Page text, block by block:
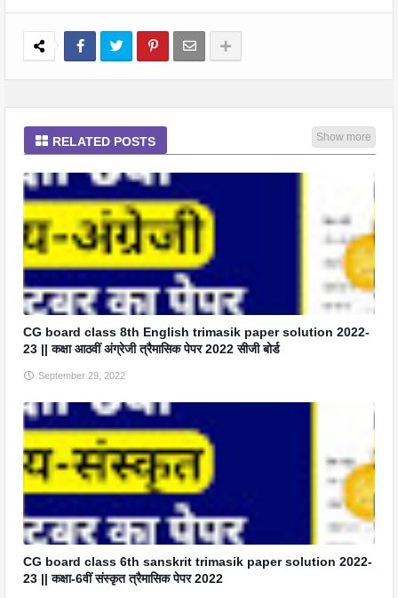
RELATED POSTS Show more
CG board class 8th English trimasik paper solution 2022-
23 || कक्षा आठवीं अंग्रेजी त्रैमासिक पेपर 2022 सीजी बोर्ड
September 29, 2022
CG board class 6th sanskrit trimasik paper solution 2022-
23 || कक्षा-6वीं संस्कृत त्रैमासिक पेपर 2022